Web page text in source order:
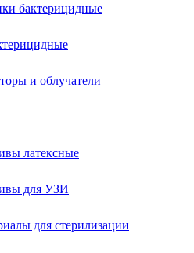
бактерицидные
и облучатели
латексные
для УЗИ
для стерилизации